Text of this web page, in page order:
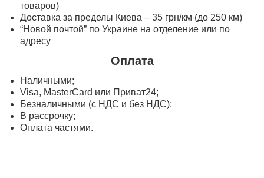
товаров)
Доставка за пределы Киева – 35 грн/км (до 250 км)
“Новой почтой” по Украине на отделение или по
адресу
Оплата
Наличными;
Visa, MasterСard или Приват24;
Безналичными (с НДС и без НДС);
В рассрочку;
Оплата частями.